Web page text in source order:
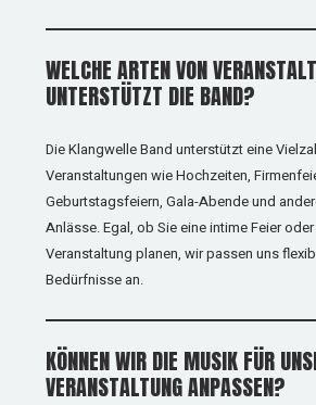
WELCHE ARTEN VON
UNTERSTÜTZT DIE BAND?
Die Klangwelle Band unterstützt eine
Veranstaltungen wie Hochzeiten,
Geburtstagsfeiern, Gala-Abende und
Anlässe. Egal, ob Sie eine intime Feier
Veranstaltung planen, wir passen uns
Bedürfnisse an.
KÖNNEN WIR DIE MUSIK FÜR
VERANSTALTUNG ANPASSEN?